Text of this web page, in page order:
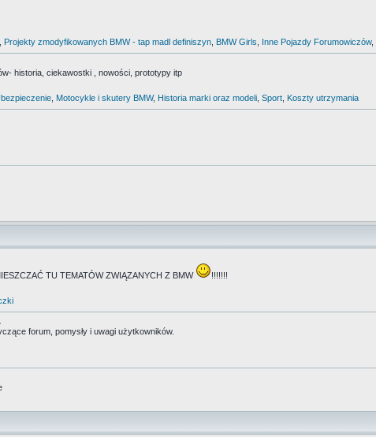
Projekty zmodyfikowanych BMW - tap madl definiszyn BMW Girls Inne Pojazdy Forumowiczów,
historia, ciekawostki , nowości, prototypy itp
Motocykle i skutery BMW, Historia marki oraz modeli Sport Koszty utrzymania
TU TEMATÓW ZWIĄZANYCH Z BMW
!!!!!!!
forum, pomysły i uwagi użytkowników.